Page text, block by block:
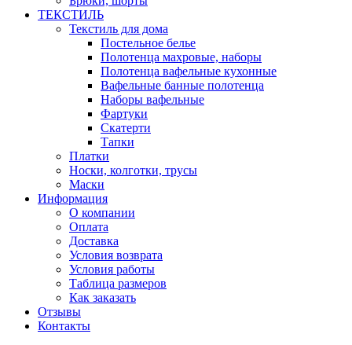
ТЕКСТИЛЬ
Текстиль для дома
Постельное белье
Полотенца махровые, наборы
Полотенца вафельные кухонные
Вафельные банные полотенца
Наборы вафельные
Фартуки
Скатерти
Тапки
Платки
Носки, колготки, трусы
Маски
Информация
О компании
Оплата
Доставка
Условия возврата
Условия работы
Таблица размеров
Как заказать
Отзывы
Контакты